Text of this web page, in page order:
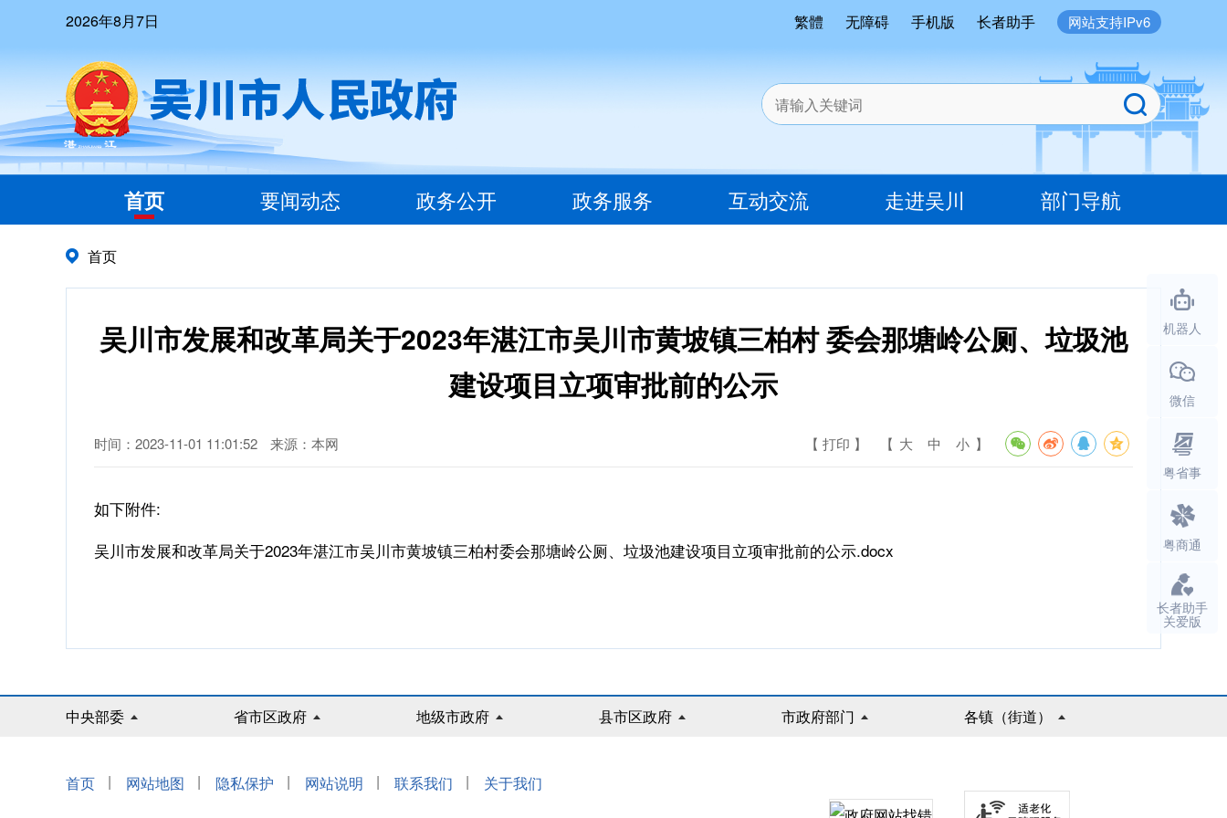
2026年8月7日 繁體 无障碍 手机版 长者助手 网站支持IPv6
首页 要闻动态 政务公开 政务服务 互动交流 走进吴川 部门导航
首页
吴川市发展和改革局关于2023年湛江市吴川市黄坡镇三柏村 委会那塘岭公厕、垃圾池
建设项目立项审批前的公示
时间：2023-11-01 11:01:52 来源：本网 【 打印 】 【 大 中 小 】
如下附件:
吴川市发展和改革局关于2023年湛江市吴川市黄坡镇三柏村委会那塘岭公厕、垃圾池建设项目立项审批前的公示.docx
机器人
微信
粤省事
粤商通
长者助手
关爱版
中央部委 省市区政府 地级市政府 县市区政府 市政府部门 各镇（街道）
首页 | 网站地图 | 隐私保护 | 网站说明 | 联系我们 | 关于我们